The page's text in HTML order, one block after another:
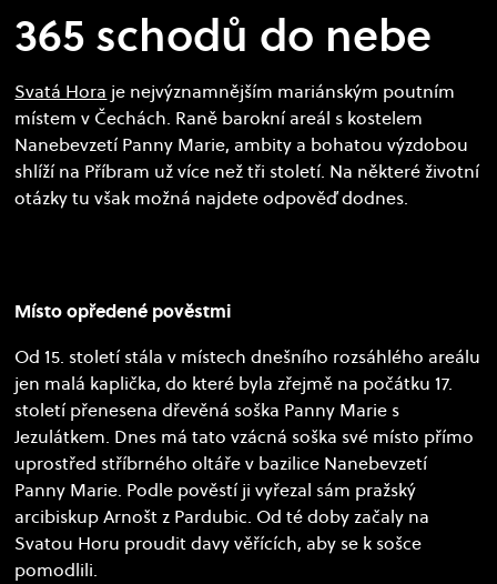
365 schodů do nebe
Svatá Hora je nejvýznamnějším mariánským poutním
místem v Čechách. Raně barokní areál s kostelem
Nanebevzetí Panny Marie, ambity a bohatou výzdobou
shlíží na Příbram už více než tři století. Na některé životní
otázky tu však možná najdete odpověď dodnes.
Místo opředené pověstmi
Od 15. století stála v místech dnešního rozsáhlého areálu
jen malá kaplička, do které byla zřejmě na počátku 17.
století přenesena dřevěná soška Panny Marie s
Jezulátkem. Dnes má tato vzácná soška své místo přímo
uprostřed stříbrného oltáře v bazilice Nanebevzetí
Panny Marie. Podle pověstí ji vyřezal sám pražský
arcibiskup Arnošt z Pardubic. Od té doby začaly na
Svatou Horu proudit davy věřících, aby se k sošce
pomodlili.